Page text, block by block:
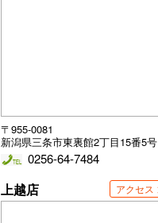
〒955-0081
新潟県三条市東裏館2丁目15番5号
0256-64-7484
上越店 アクセス